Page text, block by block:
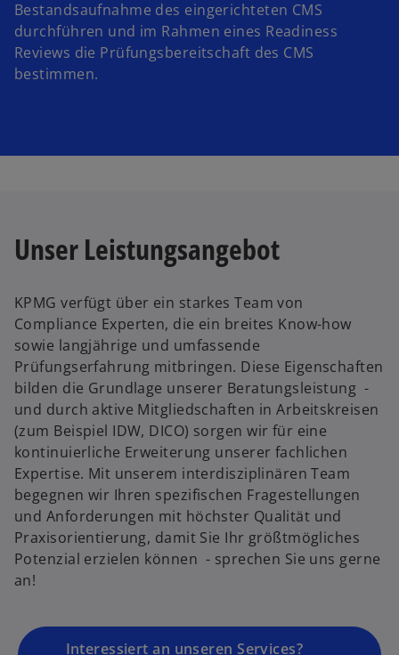
Bestandsaufnahme des eingerichteten CMS
durchführen und im Rahmen eines Readiness
Reviews die Prüfungsbereitschaft des CMS
bestimmen.
Unser Leistungsangebot
KPMG verfügt über ein starkes Team von
Compliance Experten, die ein breites Know-how
sowie langjährige und umfassende
Prüfungserfahrung mitbringen. Diese Eigenschaften
bilden die Grundlage unserer Beratungsleistung -
und durch aktive Mitgliedschaften in Arbeitskreisen
(zum Beispiel IDW, DICO) sorgen wir für eine
kontinuierliche Erweiterung unserer fachlichen
Expertise. Mit unserem interdisziplinären Team
begegnen wir Ihren spezifischen Fragestellungen
und Anforderungen mit höchster Qualität und
Praxisorientierung, damit Sie Ihr größtmögliches
Potenzial erzielen können - sprechen Sie uns gerne
an!
Interessiert an unseren Services?
n
e
i
e
e